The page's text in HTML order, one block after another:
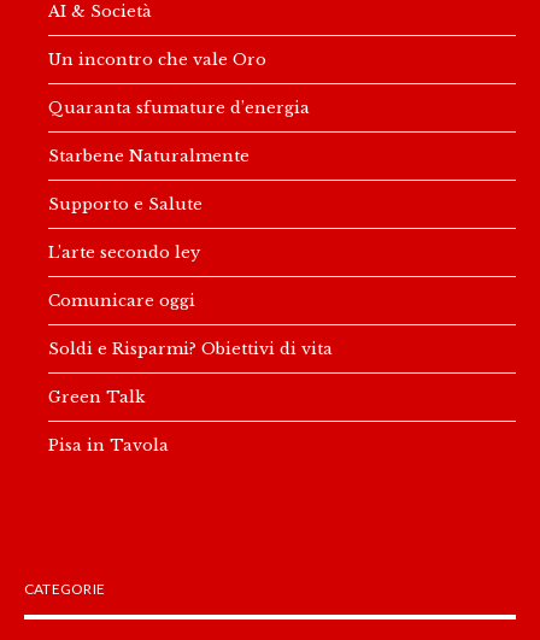
AI & Società
Un incontro che vale Oro
Quaranta sfumature d’energia
Starbene Naturalmente
Supporto e Salute
L’arte secondo ley
Comunicare oggi
Soldi e Risparmi? Obiettivi di vita
Green Talk
Pisa in Tavola
CATEGORIE